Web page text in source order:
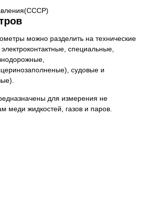
можно разделить на технические
специальные,
судовые и
для измерения не
меди жидкостей, газов и паров.